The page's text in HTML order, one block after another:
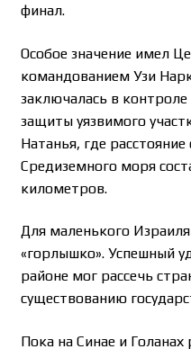
финал.
Особое значение имел
командованием Узи
заключалась в
защиты уязвимого
Натанья, где
Средиземного моря
километров.
Для маленького
«горлышко». Успешный
районе мог рассечь
существованию
Пока на Синае и